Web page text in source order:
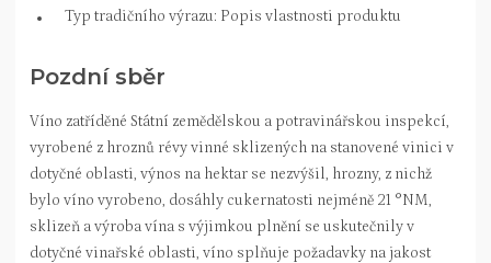
Typ tradičního výrazu: Popis vlastnosti produktu
Pozdní sběr
Víno zatříděné Státní zemědělskou a potravinářskou inspekcí,
vyrobené z hroznů révy vinné sklizených na stanovené vinici v
dotyčné oblasti, výnos na hektar se nezvýšil, hrozny, z nichž
bylo víno vyrobeno, dosáhly cukernatosti nejméně 21 °NM,
sklizeň a výroba vína s výjimkou plnění se uskutečnily v
dotyčné vinařské oblasti, víno splňuje požadavky na jakost